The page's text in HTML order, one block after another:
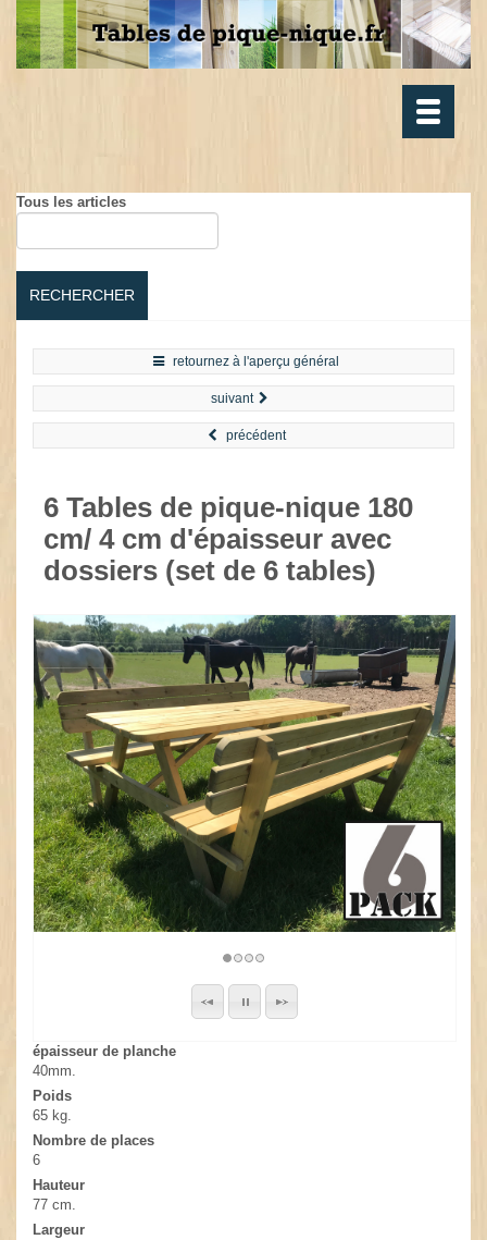
Toggle
Tous les articles
RECHERCHER
retournez à l'aperçu général
suivant
précédent
6 Tables de pique-nique 180
cm/ 4 cm d'épaisseur avec
dossiers (set de 6 tables)
épaisseur de planche
40mm.
Poids
65 kg.
Nombre de places
6
Hauteur
77 cm.
Largeur